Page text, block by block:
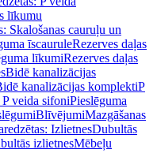
līkumu
Skalošanas cauruļu un
īscauruleRezerves daļas
līkumiRezerves daļas
Bidē kanalizācijas
kanalizācijas komplektiP
P veida sifoniPieslēguma
BlīvējumiMazgāšanas
IzlietnesDubultās
izlietnesMēbeļu